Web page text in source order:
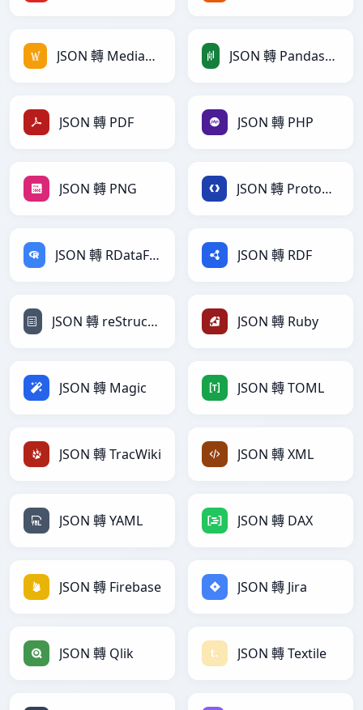
JSON 轉 MediaWiki JSON 轉 PandasDataFrame
JSON 轉 PDF JSON 轉 PHP
JSON 轉 PNG JSON 轉 Protobuf
JSON 轉 RDataFrame JSON 轉 RDF
JSON 轉 reStructuredText JSON 轉 Ruby
JSON 轉 Magic JSON 轉 TOML
JSON 轉 TracWiki JSON 轉 XML
JSON 轉 YAML JSON 轉 DAX
JSON 轉 Firebase JSON 轉 Jira
JSON 轉 Qlik JSON 轉 Textile